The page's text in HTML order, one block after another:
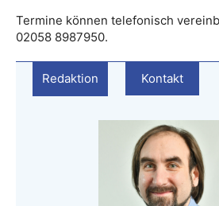
Termine können telefonisch
02058 8987950.
Redaktion Kontakt